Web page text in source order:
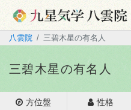
八雲院 三碧木星の有名人
三碧木星の有名人
方位盤 性格